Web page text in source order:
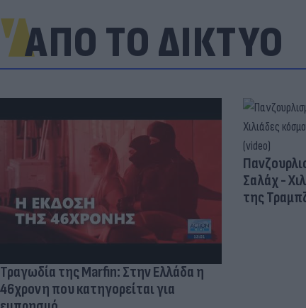
ΑΠΟ ΤΟ ΔΙΚΤΥΟ
Τραγωδία της Marfin: Στην Ελλάδα η
46χρονη που κατηγορείται για
Σαλάχ -
της